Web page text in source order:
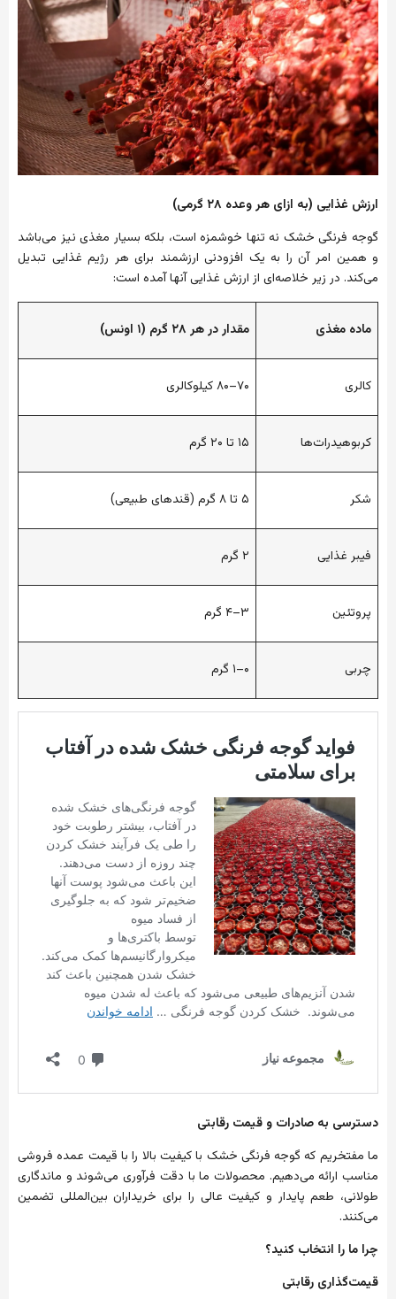
ارزش غذایی (به ازای هروعده ۲۸ گرمی)
گوجه فرنگی خشک نه تنها خوشمزه است، بلکه بسیار مغذی نیز می‌باشد
و همین امر آن را به یک افزودنی ارزشمند برای هر رژیم غذایی تبدیل
می‌کند. در زیر خلاصه‌ای از ارزش غذاییآنهاآمده است:
ماده مغذی مقداردرهر ۲۸ گرم (۱ اونس)
کالری ۷۰–۸۰کیلوکالری
کربوهیدرات‌ها ۱۵ تا ۲۰ گرم
شکر ۵ تا۸ گرم (قندهای طبیعی)
فیبر غذایی ۲ گرم
پروتئین ۳–۴ گرم
چربی ۰–۱ گرم
دسترسی به صادرات و قیمت رقابتی
ما مفتخریم که گوجه فرنگی خشک باکیفیت بالا را با قیمت عمده فروشی
مناسب ارائه می‌دهیم. محصولات ما با دقت فرآوری می‌شوند و ماندگاری
طولانی، طعم پایدار و کیفیت عالی را برای خریداران بین‌المللی تضمین
می‌کنند.
چرا ما را انتخاب کنید؟
قیمت‌گذاری رقابتی